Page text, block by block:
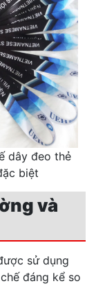
dây đeo thẻ
biệt
và
sử dụng
đáng kể so